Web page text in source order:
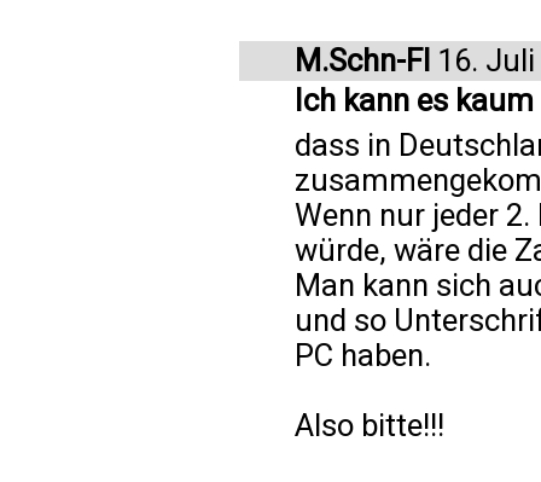
M.Schn-Fl 16.
Ich kann es
dass in
Wenn nur jeder
würde, wäre die
Man kann sich
und so
PC haben.
Also bitte!!!